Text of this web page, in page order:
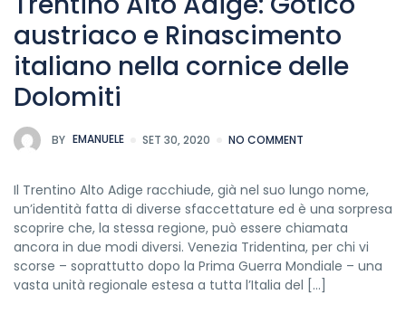
austriaco e Rinascimento
italiano nella cornice delle
Dolomiti
BY EMANUELE SET 30, 2020 NO COMMENT
Il Trentino Alto Adige racchiude, già nel suo lungo nome,
un’identità fatta di diverse sfaccettature ed è una sorpresa
scoprire che, la stessa regione, può essere chiamata
ancora in due modi diversi. Venezia Tridentina, per chi vi
scorse – soprattutto dopo la Prima Guerra Mondiale – una
vasta unità regionale estesa a tutta l’Italia del […]